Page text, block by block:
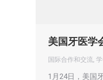
美国牙医学
国际合作和交流,
1月24日，美国